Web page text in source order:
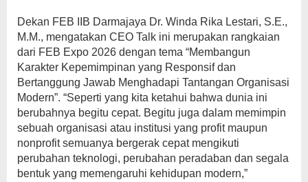
Dekan FEB IIB Darmajaya Dr. Winda Rika Lestari, S.E.,
M.M., mengatakan CEO Talk ini merupakan rangkaian
dari FEB Expo 2026 dengan tema “Membangun
Karakter Kepemimpinan yang Responsif dan
Bertanggung Jawab Menghadapi Tantangan Organisasi
Modern”. “Seperti yang kita ketahui bahwa dunia ini
berubahnya begitu cepat. Begitu juga dalam memimpin
sebuah organisasi atau institusi yang profit maupun
nonprofit semuanya bergerak cepat mengikuti
perubahan teknologi, perubahan peradaban dan segala
bentuk yang memengaruhi kehidupan modern,”